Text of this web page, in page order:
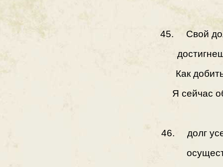
45. Свой
Как
Я сейчас
46. долг